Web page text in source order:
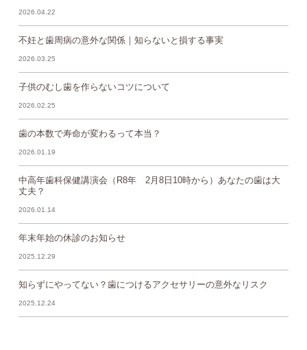
2026.04.22
不妊と歯周病の意外な関係｜知らないと損する事実
2026.03.25
子供のむし歯を作らないコツについて
2026.02.25
歯の本数で寿命が変わるって本当？
2026.01.19
中高年歯科保健講演会（R8年 2月8日10時から）あなたの歯は大
丈夫？
2026.01.14
年末年始の休診のお知らせ
2025.12.29
知らずにやってない？歯につけるアクセサリーの意外なリスク
2025.12.24